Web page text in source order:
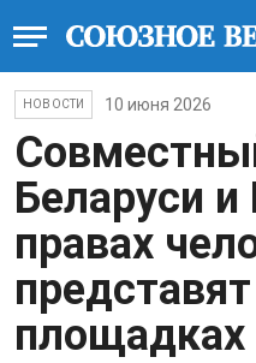
НОВОСТИ 10 июня 2026
Беларуси и
правах